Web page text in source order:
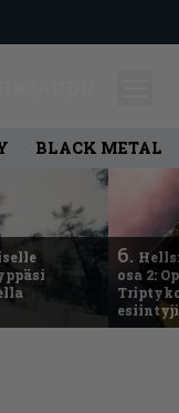
BLACK METAL
6.
osa 2: